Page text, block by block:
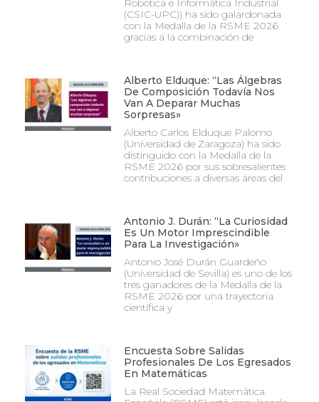
(CSIC-UPC)) ha sido galardonada
con la Medalla de la RSME 2026
gracias a la combinación de
Alberto Elduque: “Las Álgebras
De Composición Todavía Nos
Van A Deparar Muchas
Sorpresas»
Alberto Carlos Elduque Palomo
(Universidad de Zaragoza) ha sido
distinguido con la Medalla de la
RSME 2026 por sus sobresalientes
contribuciones a diversas áreas del
Antonio J. Durán: “La Curiosidad
Es Un Motor Imprescindible
Para La Investigación»
Antonio José Durán Guardeño
(Universidad de Sevilla) es uno de los
tres ganadores de la Medalla de la
RSME 2026 por una trayectoria
científica y
Encuesta Sobre Salidas
Profesionales De Los Egresados
En Matemáticas
La Real Sociedad Matemática